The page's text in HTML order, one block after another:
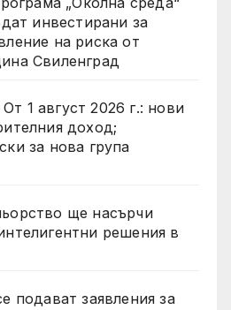
инвестирани за
на риска от
Свиленград
1 август 2026 г.: нови
доход;
за нова група
ще насърчи
решения в
подават заявления за